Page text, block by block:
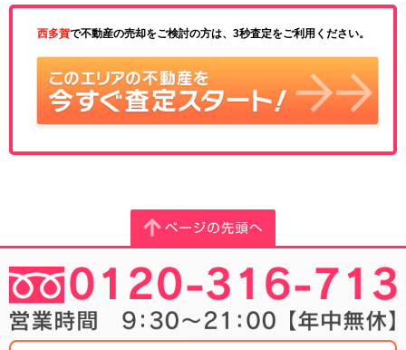
西多賀で不動産の売却をご検討の方は、3秒査定をご利用ください。